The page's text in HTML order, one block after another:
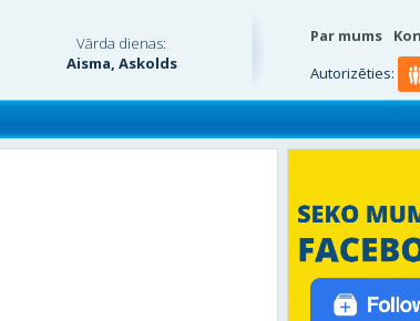
Vārda dienas:
Aisma, Askolds
Par mums
Autorizēties: